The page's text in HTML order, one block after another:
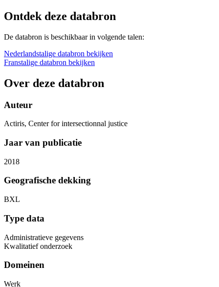
Ontdek deze databron
De databron is beschikbaar in volgende talen:
Nederlandstalige databron bekijken
Franstalige databron bekijken
Over deze databron
Auteur
Actiris, Center for intersectionnal justice
Jaar van publicatie
2018
Geografische dekking
BXL
Type data
Administratieve gegevens
Kwalitatief onderzoek
Domeinen
Werk